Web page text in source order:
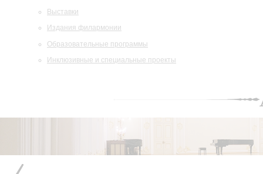
Выставки
Издания филармонии
Образовательные программы
Инклюзивные и специальные проекты